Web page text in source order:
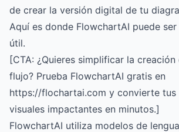
de crear la versión digital de tu
Aquí es donde FlowchartAI puede
útil.
[CTA: ¿Quieres simplificar la
flujo? Prueba FlowchartAI gratis en
https://flochartai.com y convierte tus
visuales impactantes en minutos.]
FlowchartAI utiliza modelos de